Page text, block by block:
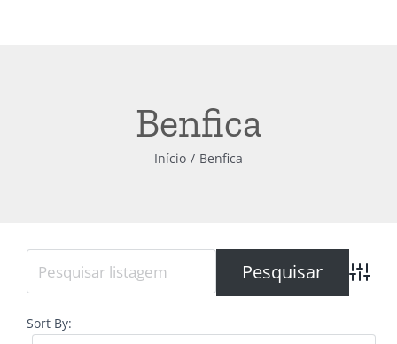
Benfica
Início Benfica
Sort By: